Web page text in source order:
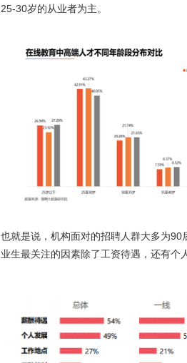
25-30岁的从业者为主。
也就是说，机构面对的招聘人群大多为
业生最关注的因素除了工资待遇，还有个